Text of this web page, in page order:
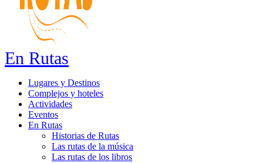
En Rutas
Lugares y Destinos
Complejos y hoteles
Actividades
Eventos
En Rutas
Historias de Rutas
Las rutas de la música
Las rutas de los libros